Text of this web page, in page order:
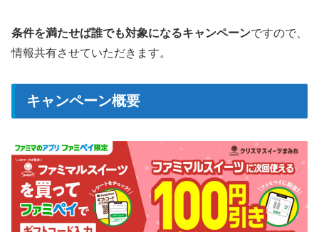
条件を満たせば誰でも対象になるキャンペーンですので、
情報共有させていただきます。
キャンペーン概要